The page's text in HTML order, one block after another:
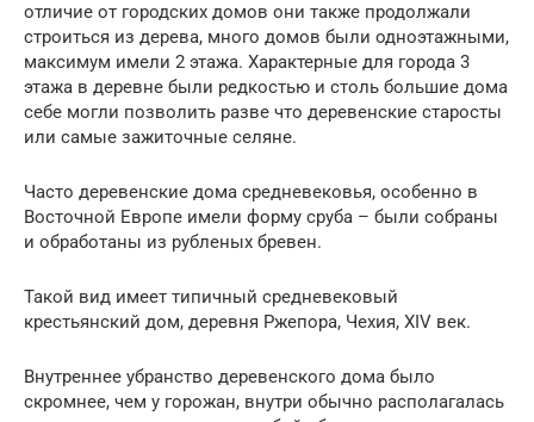
отличие от городских домов они также продолжали
строиться из дерева, много домов были одноэтажными,
максимум имели 2 этажа. Характерные для города 3
этажа в деревне были редкостью и столь большие дома
себе могли позволить разве что деревенские старосты
или самые зажиточные селяне.
Часто деревенские дома средневековья, особенно в
Восточной Европе имели форму сруба – были собраны
и обработаны из рубленых бревен.
Такой вид имеет типичный средневековый
крестьянский дом, деревня Ржепора, Чехия, XIV век.
Внутреннее убранство деревенского дома было
скромнее, чем у горожан, внутри обычно располагалась